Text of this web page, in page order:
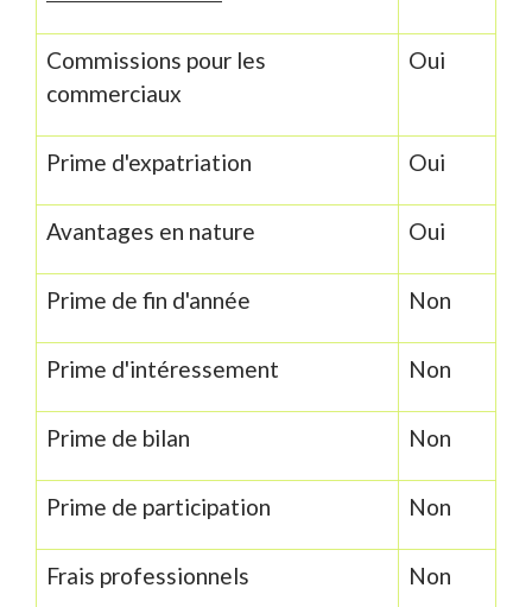
Commissions pour les
commerciaux
Oui
Prime d'expatriation Oui
Avantages en nature Oui
Prime de fin d'année Non
Prime d'intéressement Non
Prime de bilan Non
Prime de participation Non
Frais professionnels Non